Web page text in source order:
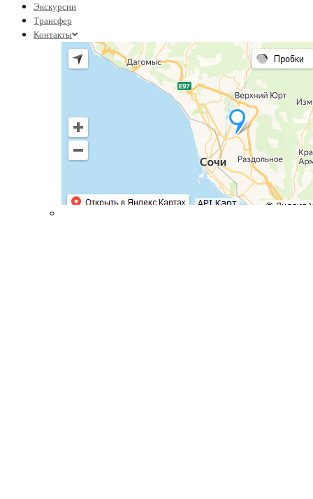
Экскурсии
Трансфер
Контакты